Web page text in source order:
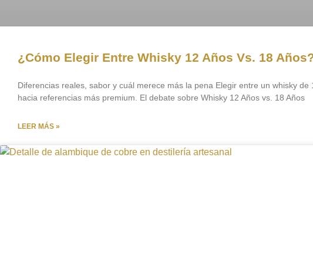
¿Cómo Elegir Entre Whisky 12 Años Vs. 18
Diferencias reales, sabor y cuál merece más la pena Elegir entre un whisky
hacia referencias más premium. El debate sobre Whisky 12 Años vs. 18 Años
LEER MÁS »